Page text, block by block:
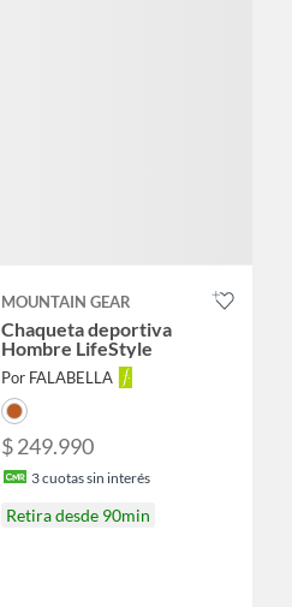
MOUNTAIN GEAR
Chaqueta deportiva
Hombre LifeStyle
Por FALABELLA
$ 249.990
3cuotas sin interés
Retira desde 90min